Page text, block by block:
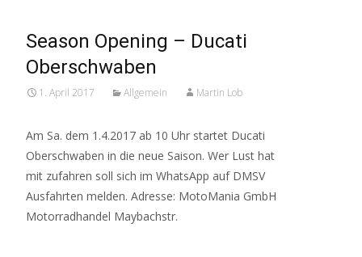
Season Opening – Ducati
Oberschwaben
1. April 2017 Allgemein Martin Lob
Am Sa. dem 1.4.2017 ab 10 Uhr startet Ducati
Oberschwaben in die neue Saison. Wer Lust hat
mit zufahren soll sich im WhatsApp auf DMSV
Ausfahrten melden. Adresse: MotoMania GmbH
Motorradhandel Maybachstr.